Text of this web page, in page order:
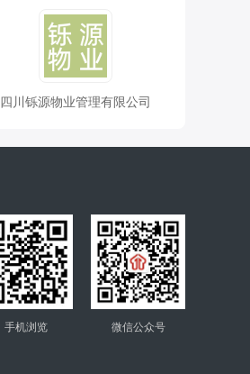
四川铄源物业管理有限公司
微信公众号
手机浏览